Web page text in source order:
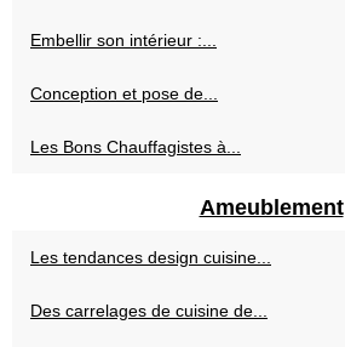
Embellir son intérieur :...
Conception et pose de...
Les Bons Chauffagistes à...
Ameublement
Les tendances design cuisine...
Des carrelages de cuisine de...